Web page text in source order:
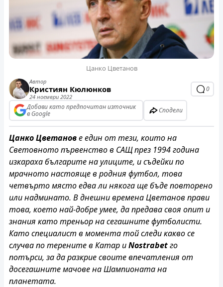
Цанко Цветанов
Автор
Кристиян Кюлюнков
24 ноември 2022
0
Добави като предпочитан източник
в Google
Сподели
Цанко Цветанове един от тези, които на
Световното първенство в САЩ през 1994 година
изкараха българите на улиците, и съдейки по
мрачното настояще в родния футбол, това
четвърто място едва ли някога ще бъде повторено
или надминато. В днешни времена Цветанов прави
това, което най-добре умее, да предава своя опит и
знания като треньор на сегашните футболисти.
Като специалист в момента той следи какво се
случва по терените в Катар иNostrabetго
потърси, за да разкрие своите впечатления от
досегашните мачове на Шампионата на
планетата.